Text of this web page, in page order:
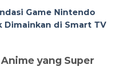
Game Nintendo
di Smart TV
yang Super